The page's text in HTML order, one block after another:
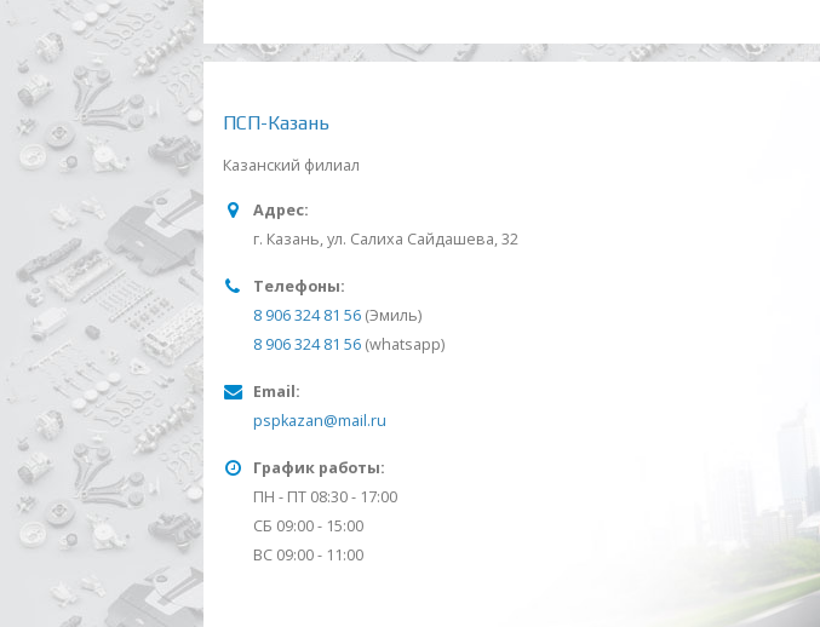
ПСП-Казань
Казанский филиал
Адрес:
г. Казань, ул. Салиха Сайдашева, 32
Телефоны:
8 906 324 81 56 (Эмиль)
8 906 324 81 56 (whatsapp)
Email:
pspkazan@mail.ru
График работы:
ПН - ПТ 08:30 - 17:00
СБ 09:00 - 15:00
ВС 09:00 - 11:00